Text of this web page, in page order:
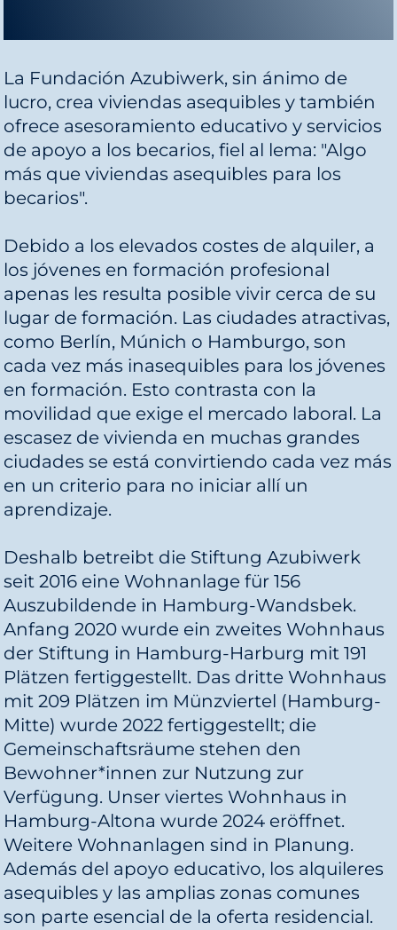
La Fundación Azubiwerk, sin ánimo de
lucro, crea viviendas asequibles y también
ofrece asesoramiento educativo y servicios
de apoyo a los becarios, fiel al lema: "Algo
más que viviendas asequibles para los
becarios".
Debido a los elevados costes de alquiler, a
los jóvenes en formación profesional
apenas les resulta posible vivir cerca de su
lugar de formación. Las ciudades atractivas,
como Berlín, Múnich o Hamburgo, son
cada vez más inasequibles para los jóvenes
en formación. Esto contrasta con la
movilidad que exige el mercado laboral. La
escasez de vivienda en muchas grandes
ciudades se está convirtiendo cada vez más
en un criterio para no iniciar allí un
aprendizaje.
Deshalb betreibt die Stiftung Azubiwerk
seit 2016 eine Wohnanlage für 156
Auszubildende in Hamburg-Wandsbek.
Anfang 2020 wurde ein zweites Wohnhaus
der Stiftung in Hamburg-Harburg mit 191
Plätzen fertiggestellt. Das dritte Wohnhaus
mit 209 Plätzen im Münzviertel (Hamburg-
Mitte) wurde 2022 fertiggestellt; die
Gemeinschaftsräume stehen den
Bewohner*innen zur Nutzung zur
Verfügung. Unser viertes Wohnhaus in
Hamburg-Altona wurde 2024 eröffnet.
Weitere Wohnanlagen sind in Planung.
Además del apoyo educativo, los alquileres
asequibles y las amplias zonas comunes
son parte esencial de la oferta residencial.